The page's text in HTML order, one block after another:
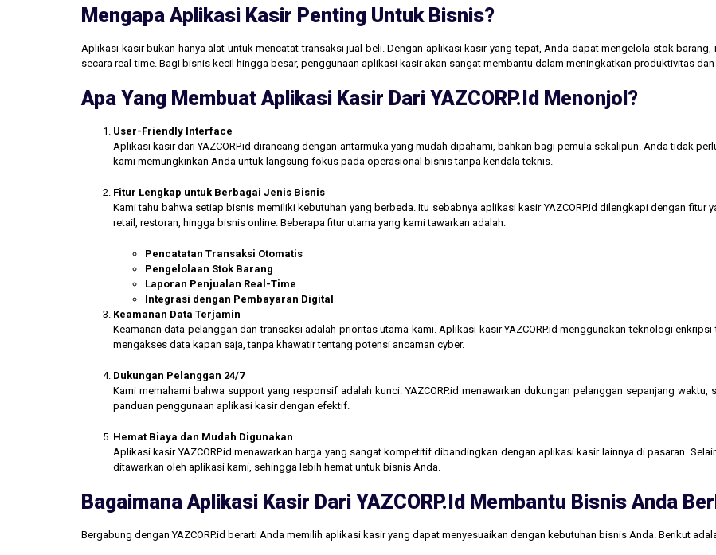
Mengapa Aplikasi Kasir Penting Untuk Bisnis?
Aplikasi kasir bukan hanya alat untuk mencatat transaksi jual beli. Dengan aplikasi kasir yang tepat, Anda dapat mengelola stok
secara real-time. Bagi bisnis kecil hingga besar, penggunaan aplikasi kasir akan sangat membantu dalam meningkatkan produktivitas
Apa Yang Membuat Aplikasi Kasir Dari YAZCORP.id Menonjol?
User-Friendly Interface
Aplikasi kasir dari YAZCORP.id dirancang dengan antarmuka yang mudah dipahami, bahkan bagi pemula sekalipun. Anda tidak
kami memungkinkan Anda untuk langsung fokus pada operasional bisnis tanpa kendala teknis.
Fitur Lengkap untuk Berbagai Jenis Bisnis
Kami tahu bahwa setiap bisnis memiliki kebutuhan yang berbeda. Itu sebabnya aplikasi kasir YAZCORP.id dilengkapi dengan
retail, restoran, hingga bisnis online. Beberapa fitur utama yang kami tawarkan adalah:
Pencatatan Transaksi Otomatis
Pengelolaan Stok Barang
Laporan Penjualan Real-Time
Integrasi dengan Pembayaran Digital
Keamanan Data Terjamin
Keamanan data pelanggan dan transaksi adalah prioritas utama kami. Aplikasi kasir YAZCORP.id menggunakan teknologi
mengakses data kapan saja, tanpa khawatir tentang potensi ancaman cyber.
Dukungan Pelanggan 24/7
Kami memahami bahwa support yang responsif adalah kunci. YAZCORP.id menawarkan dukungan pelanggan sepanjang
panduan penggunaan aplikasi kasir dengan efektif.
Hemat Biaya dan Mudah Digunakan
Aplikasi kasir YAZCORP.id menawarkan harga yang sangat kompetitif dibandingkan dengan aplikasi kasir lainnya di pasaran.
ditawarkan oleh aplikasi kami, sehingga lebih hemat untuk bisnis Anda.
Bagaimana Aplikasi Kasir Dari YAZCORP.id Membantu Bisnis Anda
Bergabung dengan YAZCORP.id berarti Anda memilih aplikasi kasir yang dapat menyesuaikan dengan kebutuhan bisnis Anda. Berikut